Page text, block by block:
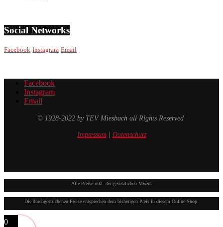
Social Networks
Facebook Instagram Email
Facebook
Instagram
Email
© 1928-2022 by TEV Miesbach all Rights Reserved
Impressum| Datenschutz
Alle Preise inkl. der gesetzlichen MwSt.
Die durchgestrichenen Preise entsprechen dem bisherigen Preis in diesem Online-Shop.
0